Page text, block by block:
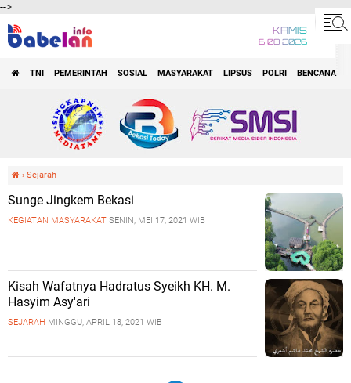
-->
KAMIS
6 08 2026
TNI PEMERINTAH SOSIAL MASYARAKAT LIPSUS POLRI BENCANA
› Sejarah
Sunge Jingkem Bekasi
KEGIATAN MASYARAKAT SENIN, MEI 17, 2021 WIB
Kisah Wafatnya Hadratus Syeikh KH. M.
Hasyim Asy'ari
SEJARAH MINGGU, APRIL 18, 2021 WIB